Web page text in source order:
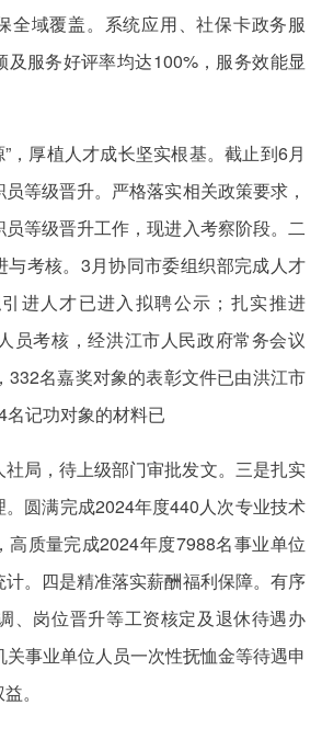
全域覆盖。系统应用、社保卡政务服
及服务好评率均达100%，服务效能显
，厚植人才成长坚实根基。截止到6月
等级晋升。严格落实相关政策要求，
等级晋升工作，现进入考察阶段。二
与考核。3月协同市委组织部完成人才
进人才已进入拟聘公示；扎实推进
员考核，经洪江市人民政府常务会议
332名嘉奖对象的表彰文件已由洪江市
名记功对象的材料已
局，待上级部门审批发文。三是扎实
圆满完成2024年度440人次专业技术
高质量完成2024年度7988名事业单位
。四是精准落实薪酬福利保障。有序
、岗位晋升等工资核定及退休待遇办
事业单位人员一次性抚恤金等待遇申
。